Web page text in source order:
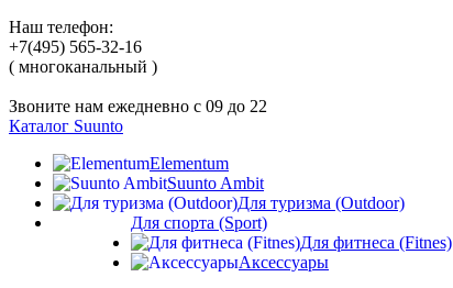
Наш телефон:
+7(495) 565-32-16
( многоканальный )
Звоните нам ежедневно с 09 до 22
Каталог Suunto
Elementum
Suunto Ambit
Для туризма (Outdoor)
Для спорта (Sport)
Для фитнеса (Fitnes)
Аксессуары